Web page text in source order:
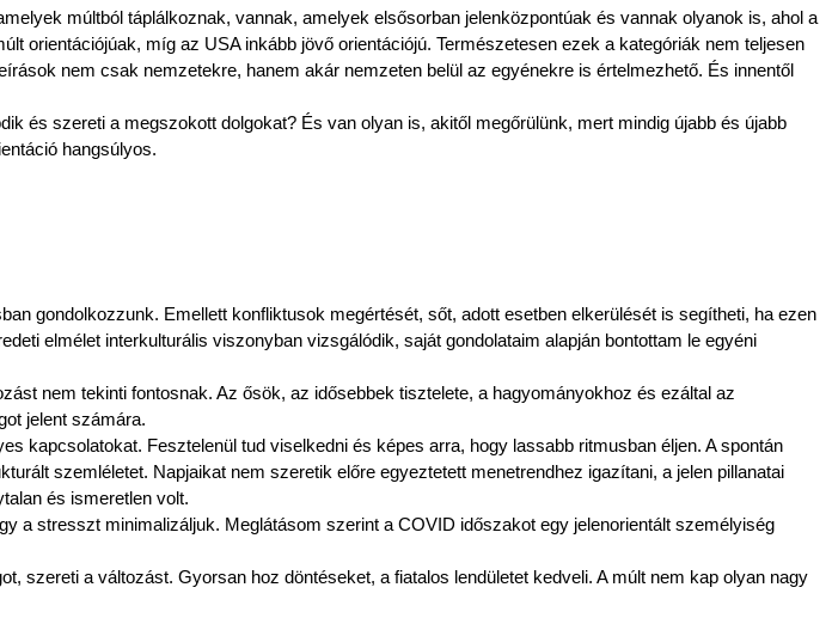
múltból táplálkoznak, vannak, amelyek elsősorban jelenközpontúak és vannak olyanok is, ahol a
orientációjúak, míg az USA inkább jövő orientációjú. Természetesen ezek a kategóriák nem teljesen
nem csak nemzetekre, hanem akár nemzeten belül az egyénekre is értelmezhető. És innentől
és szereti a megszokott dolgokat? És van olyan is, akitől megőrülünk, mert mindig újabb és újabb
hangsúlyos.
gondolkozzunk. Emellett konfliktusok megértését, sőt, adott esetben elkerülését is segítheti, ha ezen
elmélet interkulturális viszonyban vizsgálódik, saját gondolataim alapján bontottam le egyéni
nem tekinti fontosnak. Az ősök, az idősebbek tisztelete, a hagyományokhoz és ezáltal az
jelent számára.
kapcsolatokat. Fesztelenül tud viselkedni és képes arra, hogy lassabb ritmusban éljen. A spontán
szemléletet. Napjaikat nem szeretik előre egyeztetett menetrendhez igazítani, a jelen pillanatai
és ismeretlen volt.
a stresszt minimalizáljuk. Meglátásom szerint a COVID időszakot egy jelenorientált személyiség
szereti a változást. Gyorsan hoz döntéseket, a fiatalos lendületet kedveli. A múlt nem kap olyan nagy